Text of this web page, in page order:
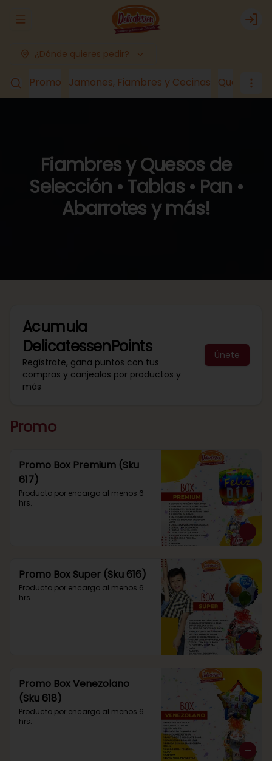
Abrir menu de navegación Login
¿Dónde quieres pedir?
Promo Jamones, Fiambres y Cecinas Quesos
Fiambres y Quesos de
Selección • Tablas • Pan •
Abarrotes y más!
Acumula
DelicatessenPoints
Regístrate, gana puntos con tus
compras y canjealos por productos y
más
Únete
Promo
Promo Box Premium (Sku
617)
Producto por encargo al menos 6
hrs.
Promo Box Super (Sku 616)
Producto por encargo al menos 6
hrs.
Promo Box Venezolano
(Sku 618)
Producto por encargo al menos 6
hrs.